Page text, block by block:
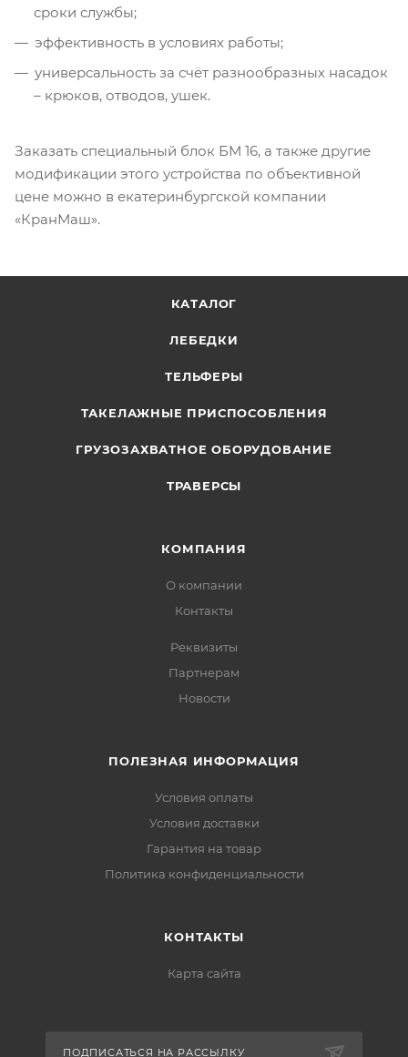
сроки службы;
эффективность в условиях работы;
универсальность за счёт разнообразных насадок
– крюков, отводов, ушек.
Заказать специальный блок БМ 16, а также другие
модификации этого устройства по объективной
цене можно в екатеринбургской компании
«КранМаш».
КАТАЛОГ
ЛЕБЕДКИ
ТЕЛЬФЕРЫ
ТАКЕЛАЖНЫЕ ПРИСПОСОБЛЕНИЯ
ГРУЗОЗАХВАТНОЕ ОБОРУДОВАНИЕ
ТРАВЕРСЫ
КОМПАНИЯ
О компании
Контакты
Реквизиты
Партнерам
Новости
ПОЛЕЗНАЯ ИНФОРМАЦИЯ
Условия оплаты
Условия доставки
Гарантия на товар
Политика конфиденциальности
КОНТАКТЫ
Карта сайта
ПОДПИСАТЬСЯ НА РАССЫЛКУ